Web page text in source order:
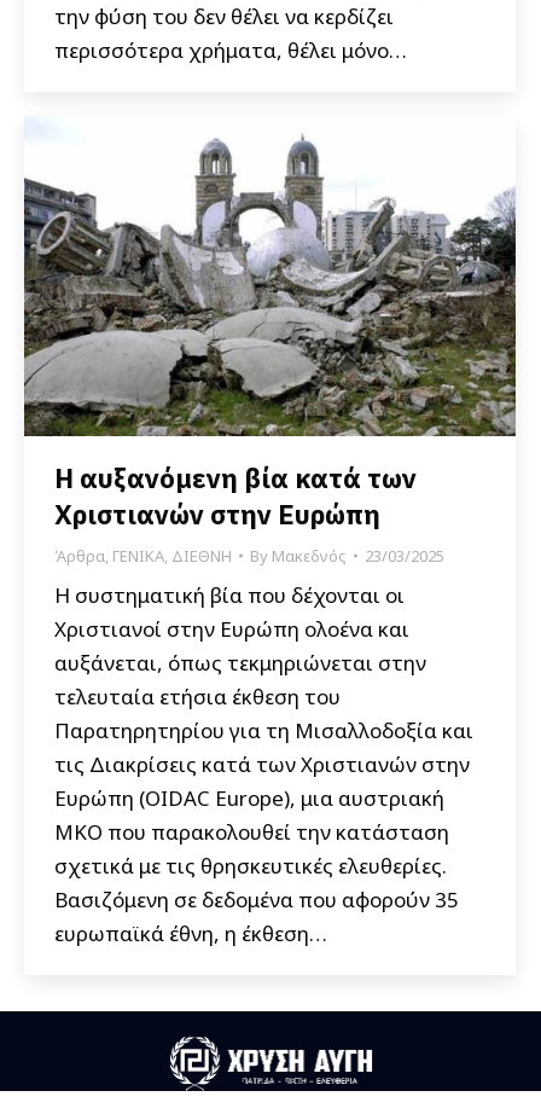
την φύση του δεν θέλει να κερδίζει
περισσότερα χρήματα, θέλει μόνο…
Η αυξανόμενη βία κατά των
Χριστιανών στην Ευρώπη
Άρθρα ΓΕΝΙΚΑ ΔΙΕΘΝΗ By Μακεδνός 23/03/2025
Η συστηματική βία που δέχονται οι
Χριστιανοί στην Ευρώπη ολοένα και
αυξάνεται, όπως τεκμηριώνεται στην
τελευταία ετήσια έκθεση του
Παρατηρητηρίου για τη Μισαλλοδοξία και
τις Διακρίσεις κατά των Χριστιανών στην
Ευρώπη (OIDAC Europe), μια αυστριακή
ΜΚΟ που παρακολουθεί την κατάσταση
σχετικά με τις θρησκευτικές ελευθερίες.
Βασιζόμενη σε δεδομένα που αφορούν 35
ευρωπαϊκά έθνη, η έκθεση…